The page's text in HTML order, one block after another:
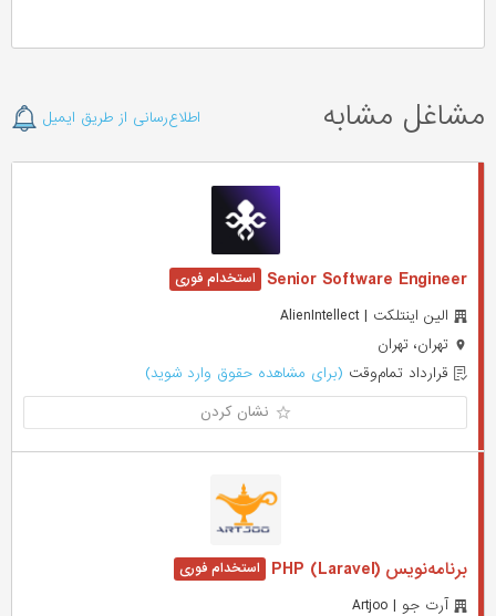
مشاغل مشابه اطلاع‌رسانی از طریق ایمیل
Senior Software Engineer
الین اینتلکت | AlienIntellect
تهران، تهران
قرارداد تمام‌وقت (برای مشاهده حقوق وارد شوید)
نشان کردن
برنامه‌نویس PHP (Laravel)
آرت جو | Artjoo